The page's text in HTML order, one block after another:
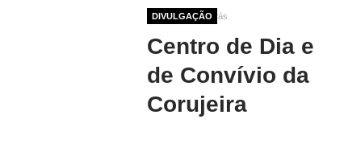
DIVULGAÇÃO
1 ano 7 meses atrás
Centro de Dia e
de Convívio da
Corujeira